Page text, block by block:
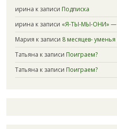
ирина к записи Подписка
ирина к записи «Я-ТЫ-МЫ-ОНИ» —
Мария к записи 8 месяцев-
Татьяна к записи Поиграем?
Татьяна к записи Поиграем?